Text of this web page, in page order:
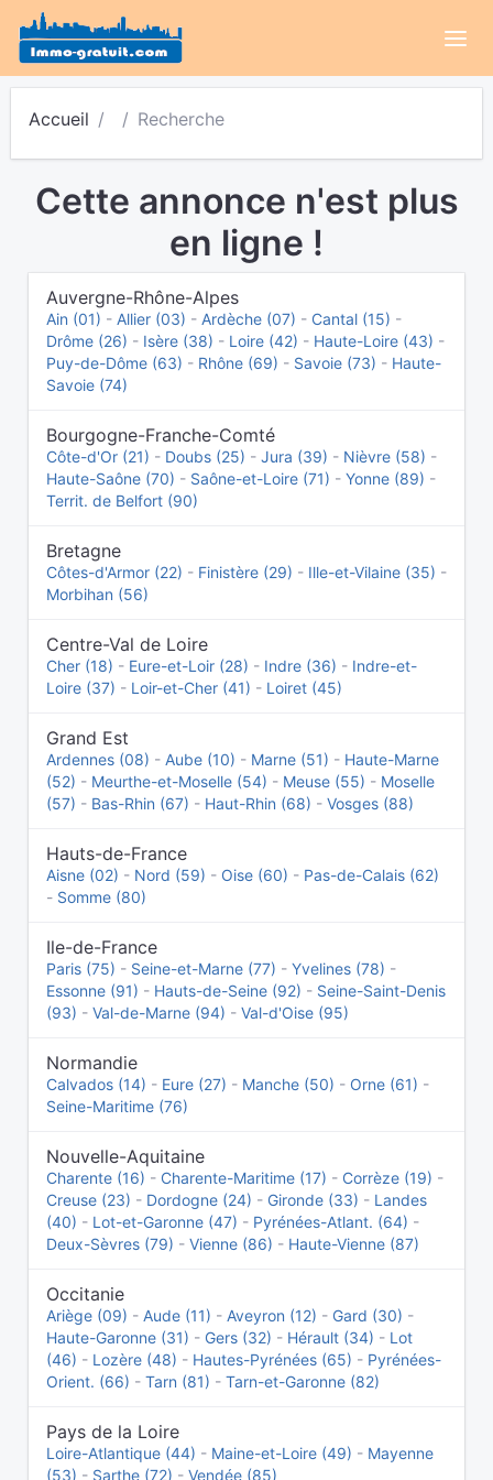
Accueil Recherche
Cette annonce n'est plus
en ligne !
Auvergne-Rhône-Alpes
Ain (01) - Allier (03) - Ardèche (07) - Cantal (15) -
Drôme (26) - Isère (38) - Loire (42) - Haute-Loire (43) -
Puy-de-Dôme (63) - Rhône (69) - Savoie (73) - Haute-
Savoie (74)
Bourgogne-Franche-Comté
Côte-d'Or (21) - Doubs (25) - Jura (39) - Nièvre (58) -
Haute-Saône (70) - Saône-et-Loire (71) - Yonne (89) -
Territ. de Belfort (90)
Bretagne
Côtes-d'Armor (22) - Finistère (29) - Ille-et-Vilaine (35) -
Morbihan (56)
Centre-Val de Loire
Cher (18) - Eure-et-Loir (28) - Indre (36) - Indre-et-
Loire (37) - Loir-et-Cher (41) - Loiret (45)
Grand Est
Ardennes (08) - Aube (10) - Marne (51) - Haute-Marne
(52) - Meurthe-et-Moselle (54) - Meuse (55) - Moselle
(57) - Bas-Rhin (67) - Haut-Rhin (68) - Vosges (88)
Hauts-de-France
Aisne (02) - Nord (59) - Oise (60) - Pas-de-Calais (62)
- Somme (80)
Ile-de-France
Paris (75) - Seine-et-Marne (77) - Yvelines (78) -
Essonne (91) - Hauts-de-Seine (92) - Seine-Saint-Denis
(93) - Val-de-Marne (94) - Val-d'Oise (95)
Normandie
Calvados (14) - Eure (27) - Manche (50) - Orne (61) -
Seine-Maritime (76)
Nouvelle-Aquitaine
Charente (16) - Charente-Maritime (17) - Corrèze (19) -
Creuse (23) - Dordogne (24) - Gironde (33) - Landes
(40) - Lot-et-Garonne (47) - Pyrénées-Atlant. (64) -
Deux-Sèvres (79) - Vienne (86) - Haute-Vienne (87)
Occitanie
Ariège (09) - Aude (11) - Aveyron (12) - Gard (30) -
Haute-Garonne (31) - Gers (32) - Hérault (34) - Lot
(46) - Lozère (48) - Hautes-Pyrénées (65) - Pyrénées-
Orient. (66) - Tarn (81) - Tarn-et-Garonne (82)
Pays de la Loire
Loire-Atlantique (44) - Maine-et-Loire (49) - Mayenne
(53) - Sarthe (72) - Vendée (85)